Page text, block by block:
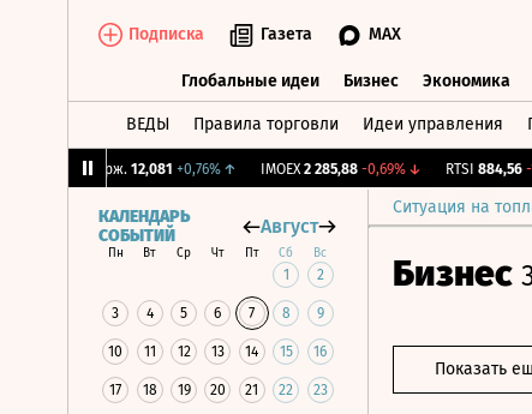
Подписка Газета MAX
Глобальные идеи Бизнес Экономика
ВЕДЫ Правила торговли Идеи управления
12,081 +0,76%↑ IMOEX 2 285,88 -0,69%↓ RTSI 884,56 -
Ситуация на
КАЛЕНДАРЬ
СОБЫТИЙ
Август
Пн Вт Ср Чт Пт Сб Вс
1 2
3 4 5 6 7 8 9
10 11 12 13 14 15 16
17 18 19 20 21 22 23
Бизнес
Показать